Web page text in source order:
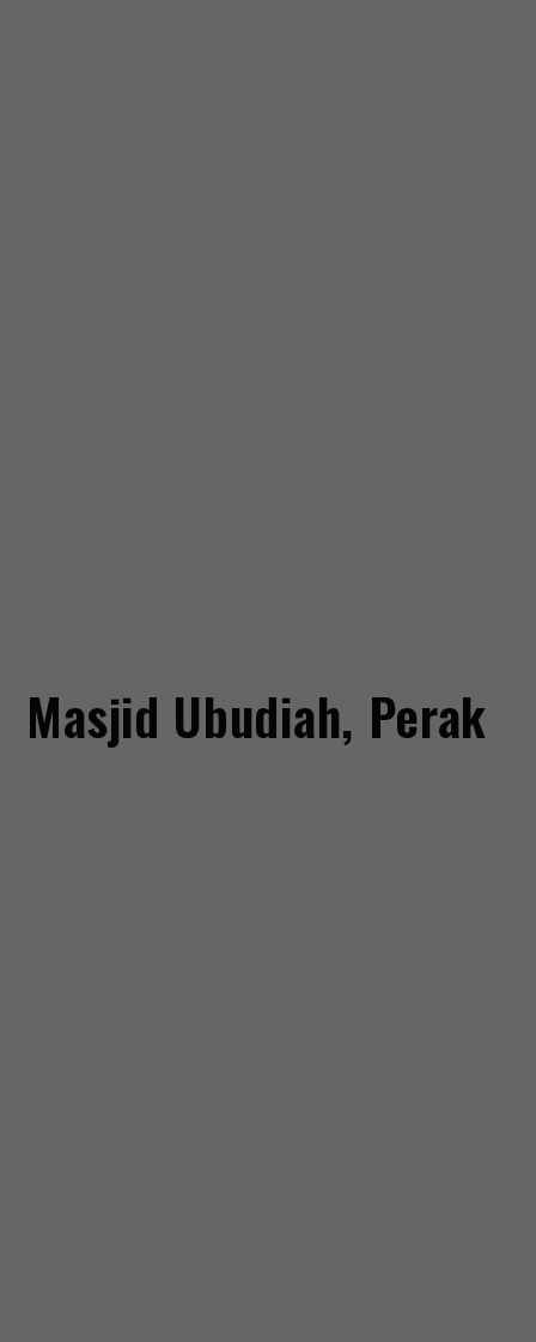
Masjid Ubudiah, Perak